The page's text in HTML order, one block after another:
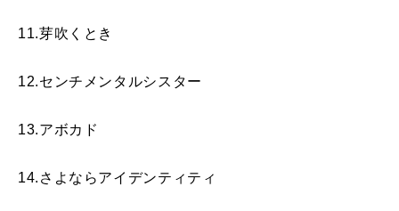
11.芽吹くとき
12.センチメンタルシスター
13.アボカド
14.さよならアイデンティティ